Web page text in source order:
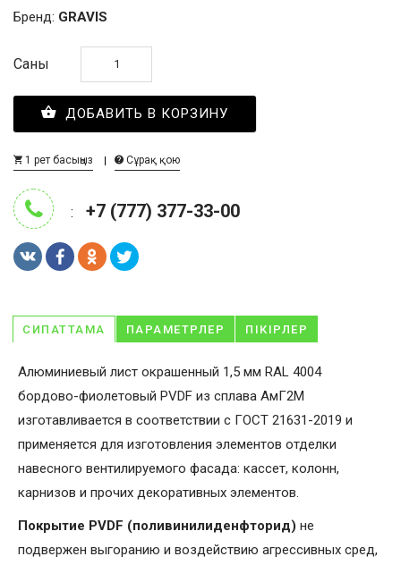
Бренд: GRAVIS
Саны
ДОБАВИТЬ В КОРЗИНУ
1 рет басыңыз Сұрақ қою
: +7 (777) 377-33-00
СИПАТТАМА ПАРАМЕТРЛЕР ПІКІРЛЕР
Алюминиевый лист окрашенный 1,5 мм RAL 4004
бордово-фиолетовый PVDF из сплава АмГ2М
изготавливается в соответствии с ГОСТ 21631-2019 и
применяется для изготовления элементов отделки
навесного вентилируемого фасада: кассет, колонн,
карнизов и прочих декоративных элементов.
Покрытие PVDF (поливинилиденфторид) не
подвержен выгоранию и воздействию агрессивных сред,